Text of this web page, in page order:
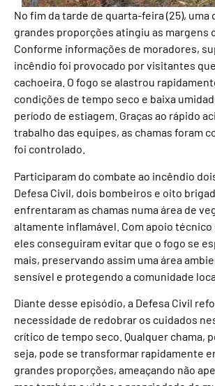
No fim da tarde de quarta-feira (25), uma
grandes proporções atingiu as margens
Conforme informações de moradores,
incêndio foi provocado por visitantes
cachoeira. O fogo se alastrou
condições de tempo seco e baixa
período de estiagem. Graças ao rápido
trabalho das equipes, as chamas foram
foi controlado.
Participaram do combate ao incêndio
Defesa Civil, dois bombeiros e oito
enfrentaram as chamas numa área de
altamente inflamável. Com apoio
eles conseguiram evitar que o fogo se
mais, preservando assim uma área
sensível e protegendo a comunidade
Diante desse episódio, a Defesa Civil
necessidade de redobrar os cuidados
crítico de tempo seco. Qualquer chama,
seja, pode se transformar rapidamente
grandes proporções, ameaçando não